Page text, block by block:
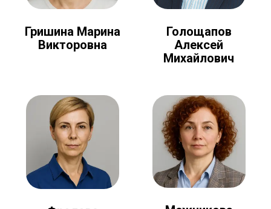
Гришина Марина
Викторовна
Голощапов
Алексей
Михайлович